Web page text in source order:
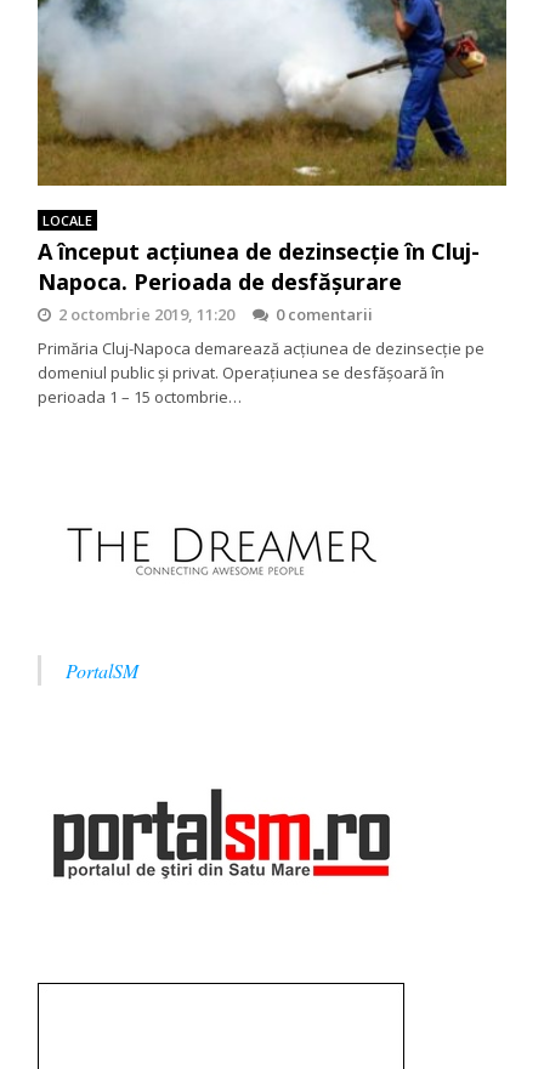
LOCALE
A început acțiunea de dezinsecție în Cluj-
Napoca. Perioada de desfășurare
2 octombrie 2019, 11:20
0 comentarii
Primăria Cluj-Napoca demarează acțiunea de dezinsecție pe
domeniul public și privat. Operațiunea se desfășoară în
perioada 1 – 15 octombrie…
PortalSM